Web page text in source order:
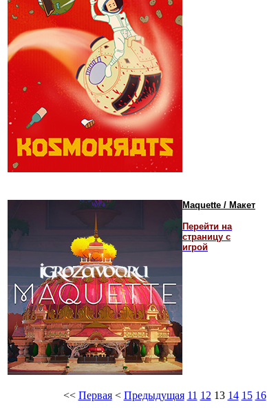
Maquette / Макет
Перейти на
страницу с
игрой
<< Первая< Предыдущая 11 12 13 14 15 16